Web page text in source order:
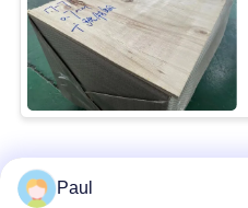
Λαϊκή κατηγορία
Paul